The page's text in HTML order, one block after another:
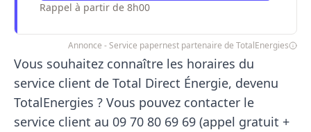
Rappel à partir de 8h00
Annonce - Service papernest partenaire de TotalEnergies
Vous souhaitez connaître les horaires du
service client de Total Direct Énergie, devenu
TotalEnergies ? Vous pouvez contacter le
service client au 09​ 70​ 80​ 69​ 69 (appel gratuit +